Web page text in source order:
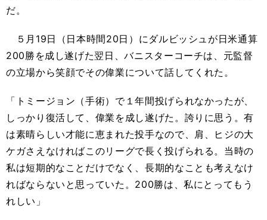
だ。
５月19日（日本時間20日）にダルビッシュが日米通算
200勝を成し遂げた翌日、バニスターコーチは、元監督
の立場から笑顔でその偉業について話してくれた。
「トミージョン（手術）で１年間投げられなかったが、
しっかり復活して、偉業を成し遂げた。誇りに思う。有
は素晴らしい才能に恵まれた投手なので、肩、ヒジの大
ケガさえなければこのリーグで長く投げられる。当時の
私は短期的なことだけでなく、長期的なことも考えなけ
ればならないと思っていた。200勝は、私にとってもう
れしい」